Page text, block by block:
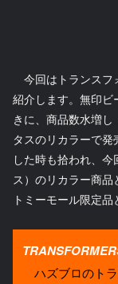
今回はトランスフ
紹介します。無印ビ
きに、商品数水増
タスのリカラーで
した時も拾われ、
ス）のリカラー商
トミーモール限定品
ハズブロのト